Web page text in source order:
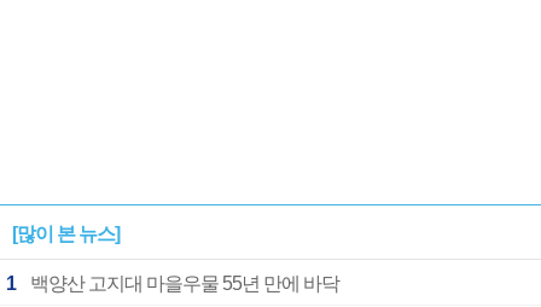
[많이 본 뉴스]
1 백양산 고지대 마을우물 55년 만에 바닥